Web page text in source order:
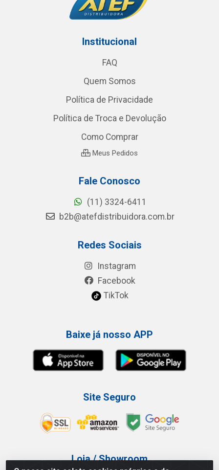
Institucional
FAQ
Quem Somos
Política de Privacidade
Política de Troca e Devolução
Como Comprar
Meus Pedidos
Fale Conosco
(11) 3324-6411
b2b@atefdistribuidora.com.br
Redes Sociais
Instagram
Facebook
TikTok
Baixe já nosso APP
Site Seguro
Loja / Showroom